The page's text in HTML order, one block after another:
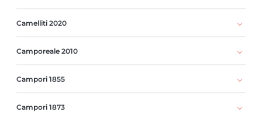
Camelliti 2020
Camporeale 2010
Campori 1855
Campori 1873